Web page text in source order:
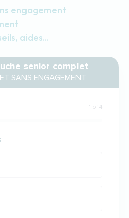
engagement
aides...
senior complet
SANS ENGAGEMENT
1 of 4